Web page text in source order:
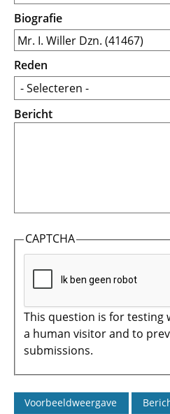
Biografie
Reden
Bericht
CAPTCHA
This question is for testing
a human visitor and to
submissions.